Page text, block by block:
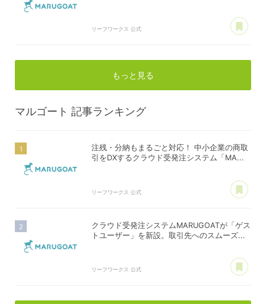
リーフワークス 公式
もっと見る
マルゴート 記事ランキング
注残・分納もまるごと対応！ 中小企業の商取
引をDXするクラウド受発注システム「MA...
リーフワークス 公式
クラウド受発注システムMARUGOATが「ゲス
トユーザー」を新設。取引先へのスムーズ...
リーフワークス 公式